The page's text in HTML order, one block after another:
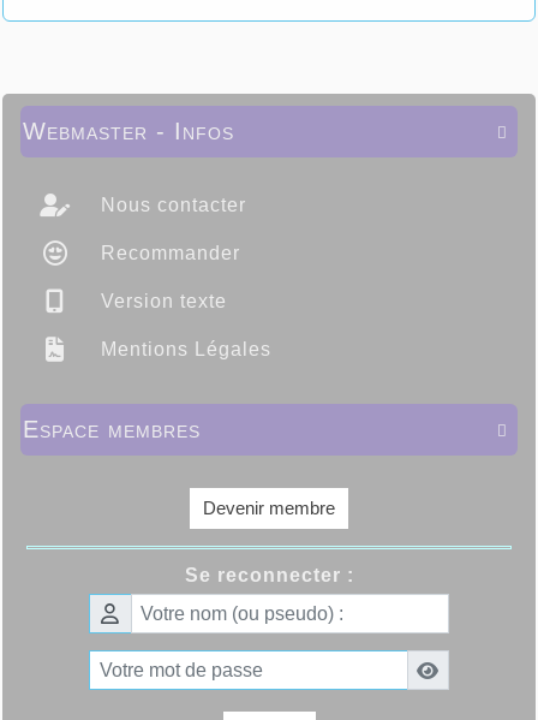

Webmaster - Infos
Nous contacter
Recommander
Version texte
Mentions Légales

Espace membres
Devenir membre
Se reconnecter :